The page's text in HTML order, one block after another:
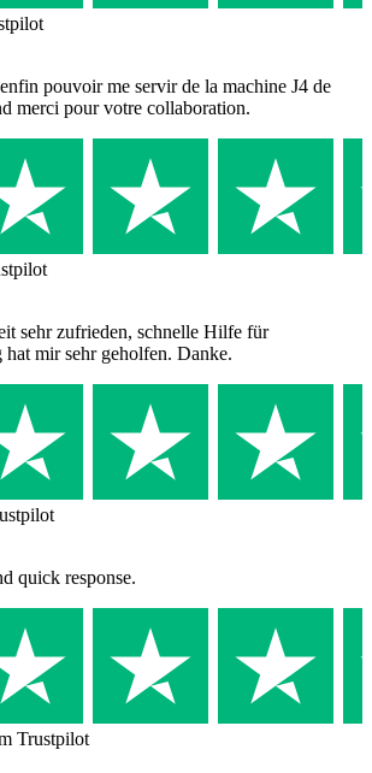
pouvoir me servir de la machine J4 de
merci pour votre collaboration.
sehr zufrieden, schnelle Hilfe für
mir sehr geholfen. Danke.
quick response.
Trustpilot